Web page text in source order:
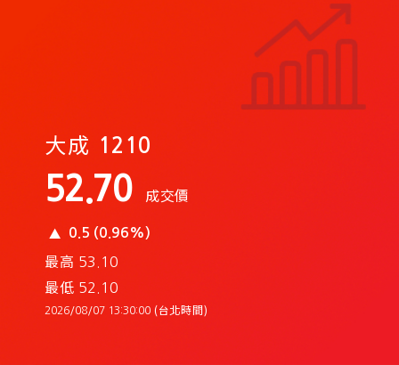
大成 1210
52.70 成交價
0.5 (0.96%)
最高 53.10
最低 52.10
2026/08/07 13:30:00 (台北時間)